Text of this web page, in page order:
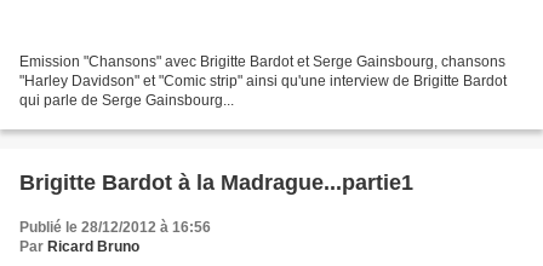
Emission "Chansons" avec Brigitte Bardot et Serge Gainsbourg, chansons
"Harley Davidson" et "Comic strip" ainsi qu'une interview de Brigitte Bardot
qui parle de Serge Gainsbourg...
Brigitte Bardot à la Madrague...partie1
Publié le 28/12/2012 à 16:56
Par Ricard Bruno